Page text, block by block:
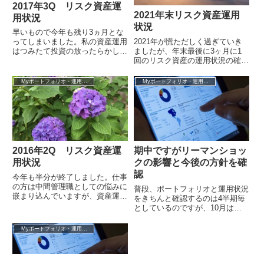
2017年3Q リスク資産運
用状況
早いもので今年も残り3ヵ月とな
ってしまいました。私の資産運用
はつみたて投資の放ったらかしス
が家のリス...
2021年末リスク資産運用
状況
2021年が慌ただしく過ぎていき
ましたが、年末最後に3ヶ月に1
回のリスク資産の運用状況の確認
す。我が家のリスク資産ポートフ
ォリオ全...
Myポートフォリオ・運用成績
2016年2Q リスク資産運
用状況
今年も半分が終了しました。仕事
の方は中間管理職としての悩みに
嵌まり込んでいますが、資産運用
思います。...
期中ですがリーマンショッ
クの影響と今後の方針を確
認
普段、ポートフォリオと運用状況
をきちんと確認するのは4半期毎
としているのですが、10月はか